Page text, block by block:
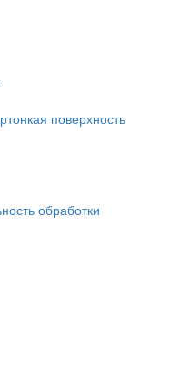
поверхность
обработки